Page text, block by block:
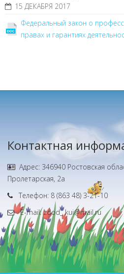
15 ДЕКАБРЯ 2017
Федеральный закон о
правах и гарантиях
Контактная
Адрес: 346940 Ростовская
Пролетарская, 2а
Телефон: 8 (863 48) 3-21-10
E-mail: zdod_ kui@mail.ru